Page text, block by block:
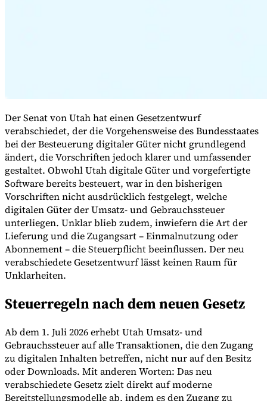
Werkzeuge
Der Senat von Utah hat einen Gesetzentwurf
verabschiedet, der die Vorgehensweise des Bundesstaates
bei der Besteuerung digitaler Güter nicht grundlegend
ändert, die Vorschriften jedoch klarer und umfassender
gestaltet. Obwohl Utah digitale Güter und vorgefertigte
Software bereits besteuert, war in den bisherigen
Vorschriften nicht ausdrücklich festgelegt, welche
digitalen Güter der Umsatz- und Gebrauchssteuer
unterliegen. Unklar blieb zudem, inwiefern die Art der
Lieferung und die Zugangsart – Einmalnutzung oder
Abonnement – die Steuerpflicht beeinflussen. Der neu
verabschiedete Gesetzentwurf lässt keinen Raum für
Unklarheiten.
Steuerregeln nach dem neuen Gesetz
Ab dem 1. Juli 2026 erhebt Utah Umsatz- und
Gebrauchssteuer auf alle Transaktionen, die den Zugang
zu digitalen Inhalten betreffen, nicht nur auf den Besitz
oder Downloads. Mit anderen Worten: Das neu
verabschiedete Gesetz zielt direkt auf moderne
Bereitstellungsmodelle ab, indem es den Zugang zu